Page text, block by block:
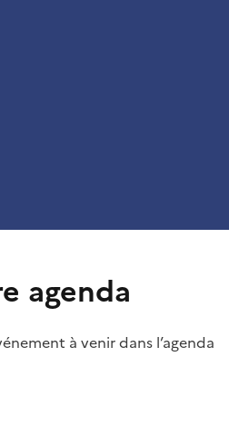
agenda
à venir dans l’agenda